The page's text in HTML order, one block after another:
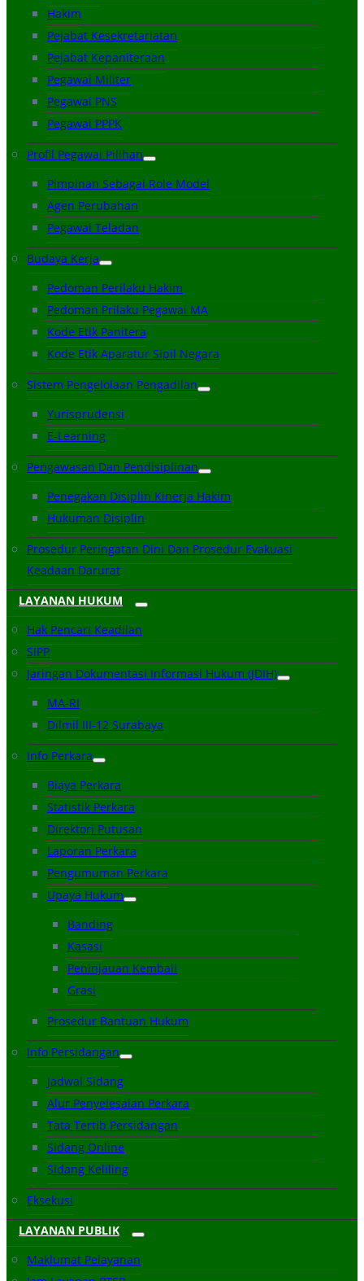
Hakim
Pejabat Kesekretariatan
Pejabat Kepaniteraan
Pegawai Militer
Pegawai PNS
Pegawai PPPK
Profil Pegawai Pilihan
Pimpinan Sebagai Role Model
Agen Perubahan
Pegawai Teladan
Budaya Kerja
Pedoman Perilaku Hakim
Pedoman Prilaku Pegawai MA
Kode Etik Panitera
Kode Etik Aparatur Sipil Negara
Sistem Pengelolaan Pengadilan
Yurisprudensi
E-Learning
Pengawasan Dan Pendisiplinan
Penegakan Disiplin Kinerja Hakim
Hukuman Disiplin
Prosedur Peringatan Dini Dan Prosedur Evakuasi
Keadaan Darurat
LAYANAN HUKUM
Hak Pencari Keadilan
SIPP
Jaringan Dokumentasi Informasi Hukum (JDIH)
MA-RI
Dilmil III-12 Surabaya
Info Perkara
Biaya Perkara
Statistik Perkara
Direktori Putusan
Laporan Perkara
Pengumuman Perkara
Upaya Hukum
Banding
Kasasi
Peninjauan Kembali
Grasi
Prosedur Bantuan Hukum
Info Persidangan
Jadwal Sidang
Alur Penyelesaian Perkara
Tata Tertib Persidangan
Sidang Online
Sidang Keliling
Eksekusi
LAYANAN PUBLIK
Maklumat Pelayanan